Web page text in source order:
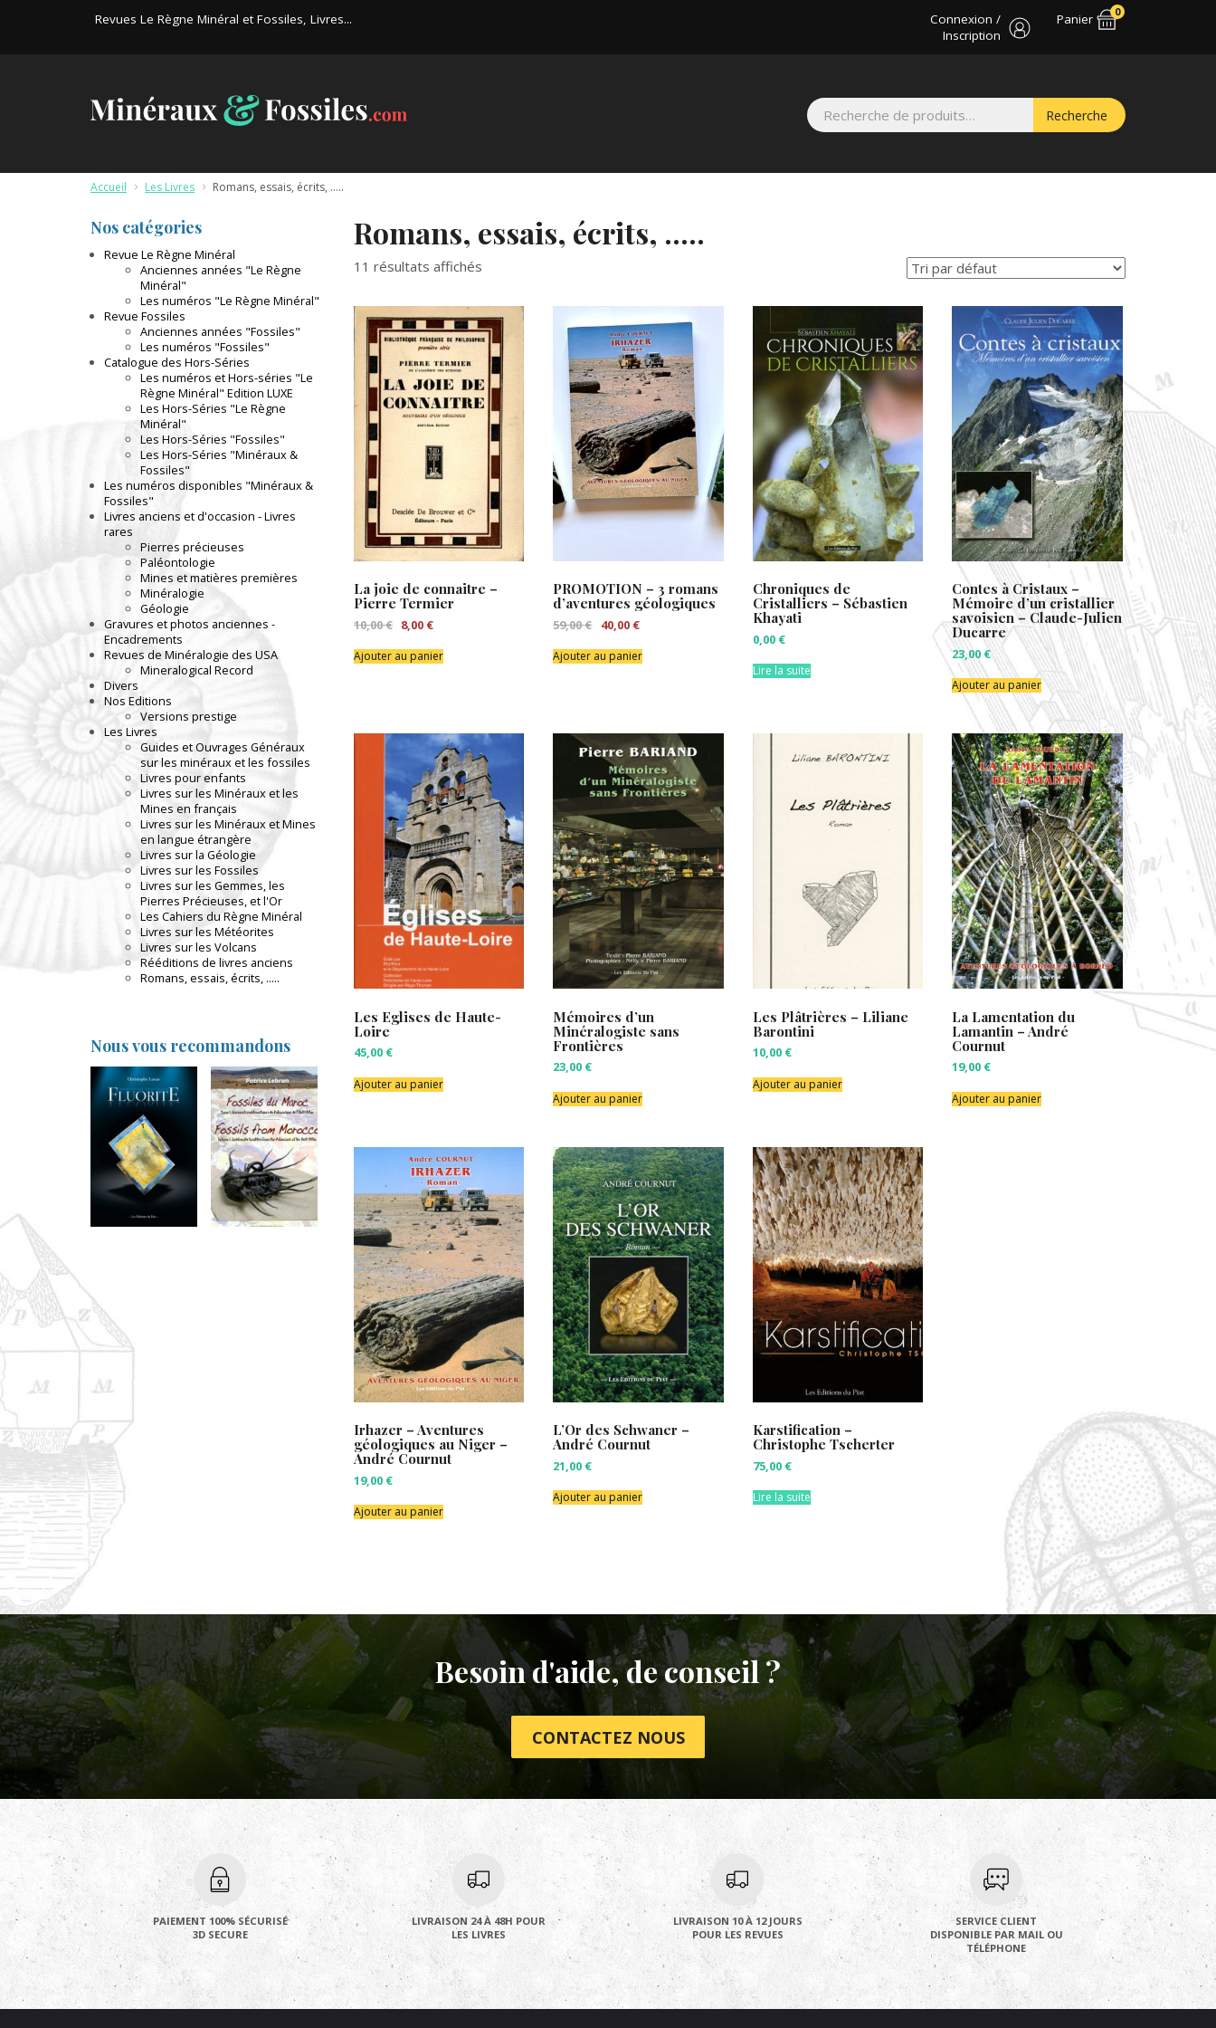
Revues Le Règne Minéral et Fossiles, Livres...
Connexion /
Inscription
Panier
0
Recherche
pour :
Recherche
Accueil > Les Livres > Romans, essais, écrits, .....
Romans, essais, écrits, .....
11 résultats affichés
La joie de connaitre –
Pierre Termier
10,00€ Le
initial
8,00 €Le
actuel
Ajouter au panier
PROMOTION – 3 romans
d’aventures géologiques
59,00€ Le
initial
40,00 €Le
actuel
Ajouter au panier
Chroniques de
Cristalliers – Sébastien
Khayati
0,00 €
Lire la suite
Contes à Cristaux –
Mémoire d’un cristallier
savoisien – Claude-Julien
Ducarre
23,00 €
Ajouter au panier
Les Eglises de Haute-
Loire
45,00 €
Ajouter au panier
Mémoires d’un
Minéralogiste sans
Frontières
23,00 €
Ajouter au panier
Les Plâtrières – Liliane
Barontini
10,00 €
Ajouter au panier
La Lamentation du
Lamantin – André
Cournut
19,00 €
Ajouter au panier
Irhazer – Aventures
géologiques au Niger –
André Cournut
19,00 €
Ajouter au panier
L’Or des Schwaner –
André Cournut
21,00 €
Ajouter au panier
Karstification –
Christophe Tscherter
75,00 €
Lire la suite
Nos catégories
Revue Le Règne Minéral
Anciennes années "Le Règne
Minéral"
Les numéros "Le Règne Minéral"
Revue Fossiles
Anciennes années "Fossiles"
Les numéros "Fossiles"
Catalogue des Hors-Séries
Les numéros et Hors-séries "Le
Règne Minéral" Edition LUXE
Les Hors-Séries "Le Règne
Minéral"
Les Hors-Séries "Fossiles"
Les Hors-Séries "Minéraux &
Fossiles"
Les numéros disponibles "Minéraux &
Fossiles"
Livres anciens et d'occasion - Livres
rares
Pierres précieuses
Paléontologie
Mines et matières premières
Minéralogie
Géologie
Gravures et photos anciennes -
Encadrements
Revues de Minéralogie des USA
Mineralogical Record
Divers
Nos Editions
Versions prestige
Les Livres
Guides et Ouvrages Généraux
sur les minéraux et les fossiles
Livres pour enfants
Livres sur les Minéraux et les
Mines en français
Livres sur les Minéraux et Mines
en langue étrangère
Livres sur la Géologie
Livres sur les Fossiles
Livres sur les Gemmes, les
Pierres Précieuses, et l'Or
Les Cahiers du Règne Minéral
Livres sur les Météorites
Livres sur les Volcans
Rééditions de livres anciens
Romans, essais, écrits, .....
Nous vous recommandons
Besoin d'aide, de conseil ?
CONTACTEZ NOUS
PAIEMENT 100% SÉCURISÉ
3D SECURE
LIVRAISON 24 À 48H POUR
LES LIVRES
LIVRAISON 10 À 12 JOURS
POUR LES REVUES
SERVICE CLIENT
DISPONIBLE PAR MAIL OU
TÉLÉPHONE